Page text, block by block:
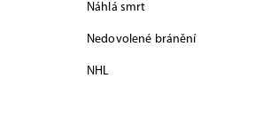
Náhlá smrt
Nedovolené bránění
NHL